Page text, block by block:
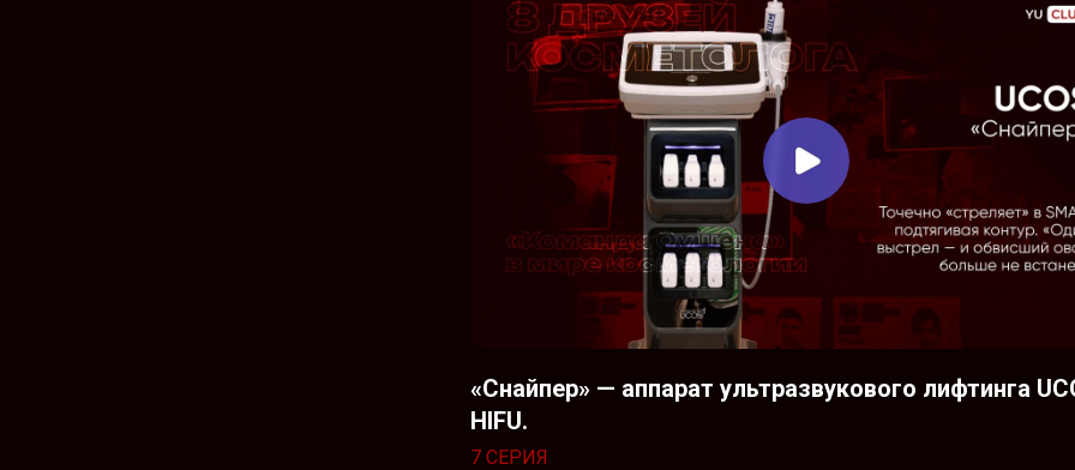
«Снайпер» — аппарат ультразвукового лифтинга
HIFU.
7 СЕРИЯ